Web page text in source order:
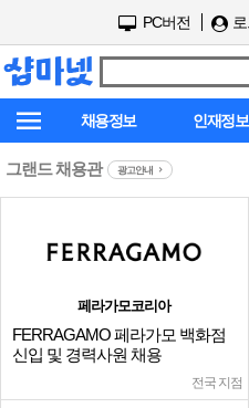
PC버전
채용정보 인재정보
그랜드 채용관 광고안내
페라가모코리아
FERRAGAMO 페라가모 백화점
신입 및 경력사원 채용
전국 지점